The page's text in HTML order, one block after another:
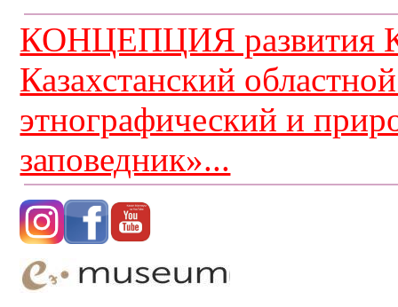
КОНЦЕПЦИЯ развития
Казахстанский
этнографический и
заповедник»...